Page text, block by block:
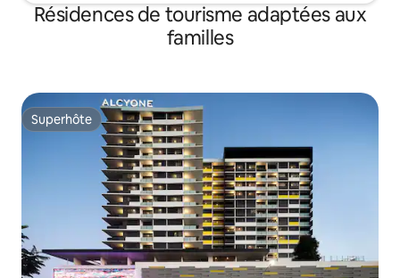
Résidences de tourisme adaptées aux
familles
Superhôte
Superhôte